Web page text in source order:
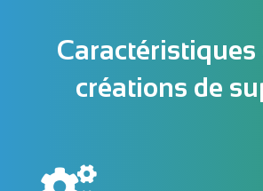
Caractéristiques
créations de